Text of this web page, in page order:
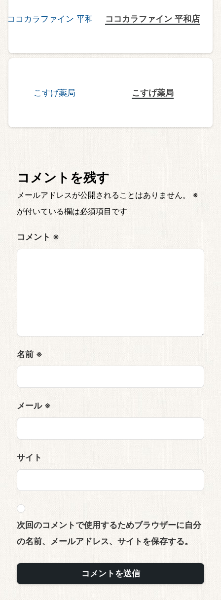
ココカラファイン 平和店
こすげ薬局
コメントを残す
メールアドレスが公開されることはありません。
※
が付いている欄は必須項目です
コメント ※
名前 ※
メール ※
サイト
次回のコメントで使用するためブラウザーに自分
の名前、メールアドレス、サイトを保存する。